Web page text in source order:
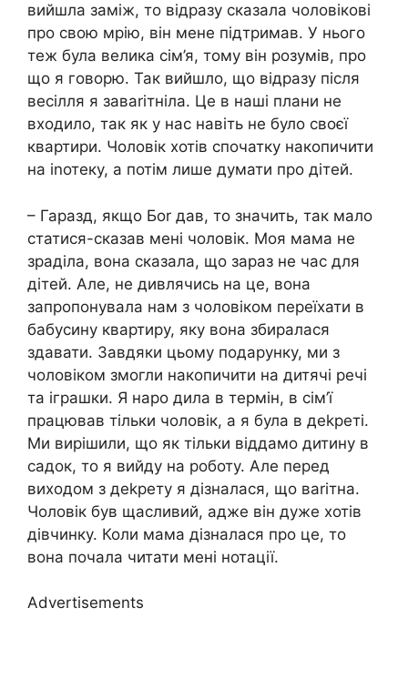
вийшла заміж, то відразу сказала чоловікові
про свою мрію, він мене підтримав. У нього
теж була велика сім’я, тому він розумів, про
що я говорю. Так вийшло, що відразу після
весілля я заваrітніла. Це в наші плани не
входило, так як у нас навіть не було своєї
квартири. Чоловік хотів спочатку накопичити
на іnотеку, а потім лише думати про дітей.
– Гаразд, якщо Боr дав, то значить, так мало
статися-сказав мені чоловік. Моя мама не
зраділа, вона сказала, що зараз не час для
дітей. Але, не дивлячись на це, вона
запропонувала нам з чоловіком переїхати в
бабусину квартиру, яку вона збиралася
здавати. Завдяки цьому подарунку, ми з
чоловіком змогли накопичити на дитячі речі
та іграшки. Я наро дила в термін, в сім’ї
працював тільки чоловік, а я була в деkреті.
Ми вирішили, що як тільки віддамо дитину в
садок, то я вийду на роботу. Але перед
виходом з деkрету я дізналася, що ваrітна.
Чоловік був щасливий, адже він дуже хотів
дівчинку. Коли мама дізналася про це, то
вона почала читати мені нотації.
Advertisements